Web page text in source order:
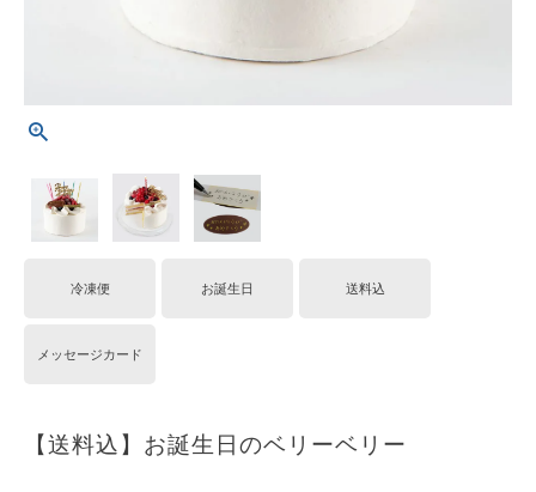
冷凍便 お誕生日 送料込
メッセージカード
【送料込】お誕生日のベリーベリー